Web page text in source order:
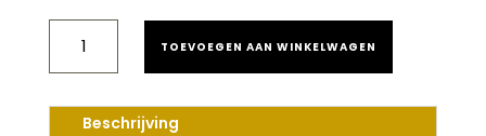
BADKAMERWISSER
SET
TOEVOEGEN AAN WINKELWAGEN
Beschrijving